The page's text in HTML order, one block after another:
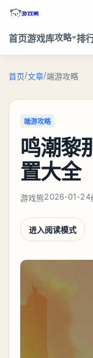
首页游戏库攻略 排
首页/文章/端游攻略
端游攻略
鸣潮黎
置大全
游戏熊2026-01-24
进入阅读模式